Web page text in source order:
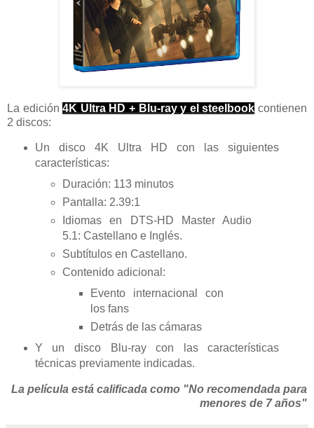
La edición4K Ultra HD + Blu-ray y el steelbook contienen
2 discos:
Un disco 4K Ultra HD con las siguientes
características:
Duración: 113 minutos
Pantalla: 2.39:1
Idiomas en DTS-HD Master Audio
5.1: Castellano e Inglés.
Subtítulos en Castellano.
Contenido adicional:
Evento internacional con
los fans
Detrás de las cámaras
Y un disco Blu-ray con las características
técnicas previamente indicadas.
La película está calificada como "No recomendada para
menores de 7 años"